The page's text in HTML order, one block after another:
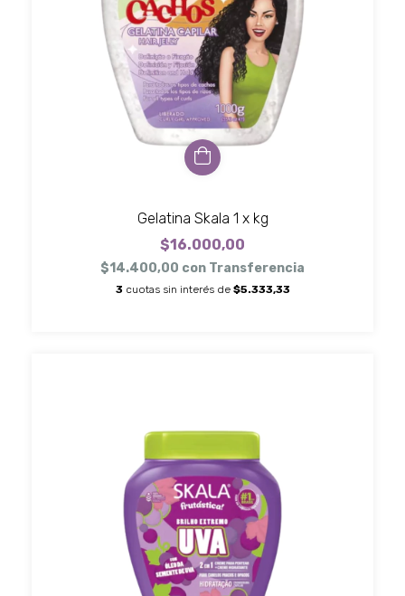
Gelatina Skala 1 x kg
$16.000,00
$14.400,00 con Transferencia
3 cuotas sin interés de $5.333,33